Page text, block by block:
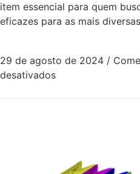
item essencial para quem
eficazes para as mais
29 de agosto de 2024 /
desativados